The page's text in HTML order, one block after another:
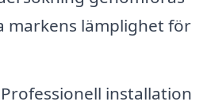
markens lämplighet för
Professionell installation